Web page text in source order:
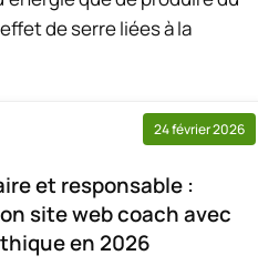
de serre liées à la
24 février 2026
et responsable :
site web coach avec
en 2026